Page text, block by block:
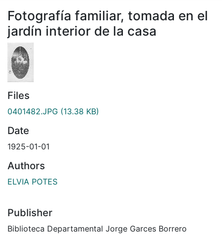
Fotografía familiar, tomada en el
jardín interior de la casa
Files
0401482.JPG (13.38 KB)
Date
1925-01-01
Authors
ELVIA POTES
Publisher
Biblioteca Departamental Jorge Garces Borrero